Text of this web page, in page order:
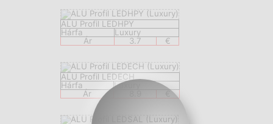
ALU Profil LEDHPY
Hárfa
Luxury
Ár
3.7 €
ALU Profil LEDECH
Hárfa
Luxury
Ár